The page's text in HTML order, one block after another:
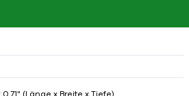
0,71" (Länge x Breite x Tiefe)